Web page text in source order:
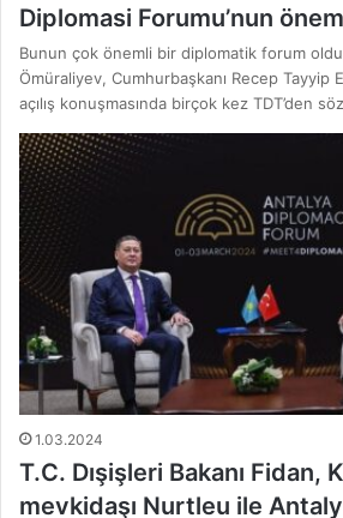
Diplomasi Forumu’nun
Bunun çok önemli bir diplomatik forum
Ömüraliyev, Cumhurbaşkanı Recep Tayyip
açılış konuşmasında birçok kez TDT’den
1.03.2024
T.C. Dışişleri Bakanı Fidan,
mevkidaşı Nurtleu ile